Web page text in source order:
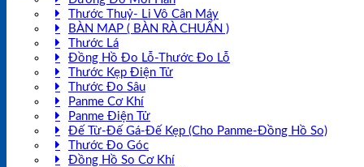
Thước Thuỷ- Li Vô Cân Máy
BÀN MAP ( BÀN RÀ CHUẨN )
Thước Lá
Đồng Hồ Đo Lỗ-Thước Đo Lỗ
Thước Kẹp Điện Tử
Thước Đo Sâu
Panme Cơ Khí
Panme Điện Tử
Đế Từ-Đế Gá-Đế Kẹp (Cho Panme-Đồng Hồ So)
Thước Đo Góc
Đồng Hồ So Cơ Khí